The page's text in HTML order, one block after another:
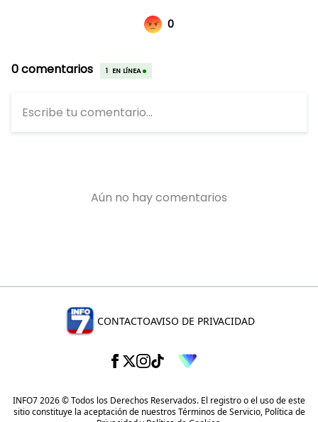
CONTACTOAVISO DE PRIVACIDAD
INFO7 2026 © Todos los Derechos Reservados. El registro o el uso de este
sitio constituye la aceptación de nuestrosTérminos de Servicio, Política de